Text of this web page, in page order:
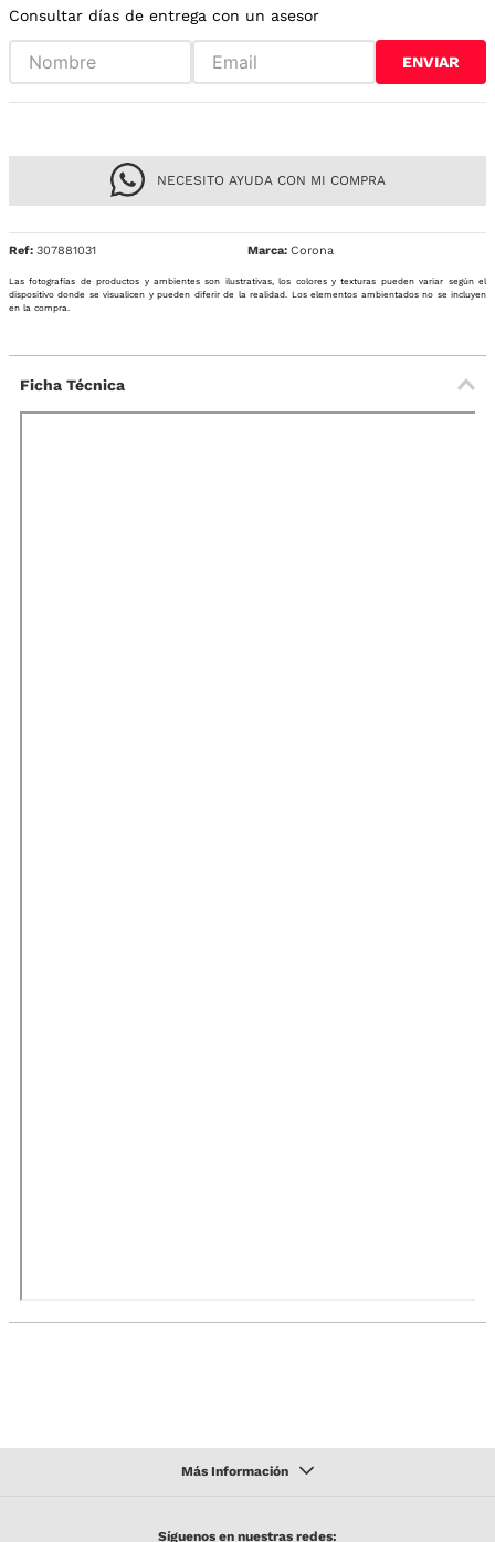
Consultar días de entrega con un asesor
ENVIAR
NECESITO AYUDA CON MI COMPRA
Ref: 307881031 Corona
Las fotografías de productos y ambientes son ilustrativas, los colores y texturas pueden variar según el
dispositivo donde se visualicen y pueden diferir de la realidad. Los elementos ambientados no se incluyen
en la compra.
Ficha Técnica
Síguenos en nuestras redes: